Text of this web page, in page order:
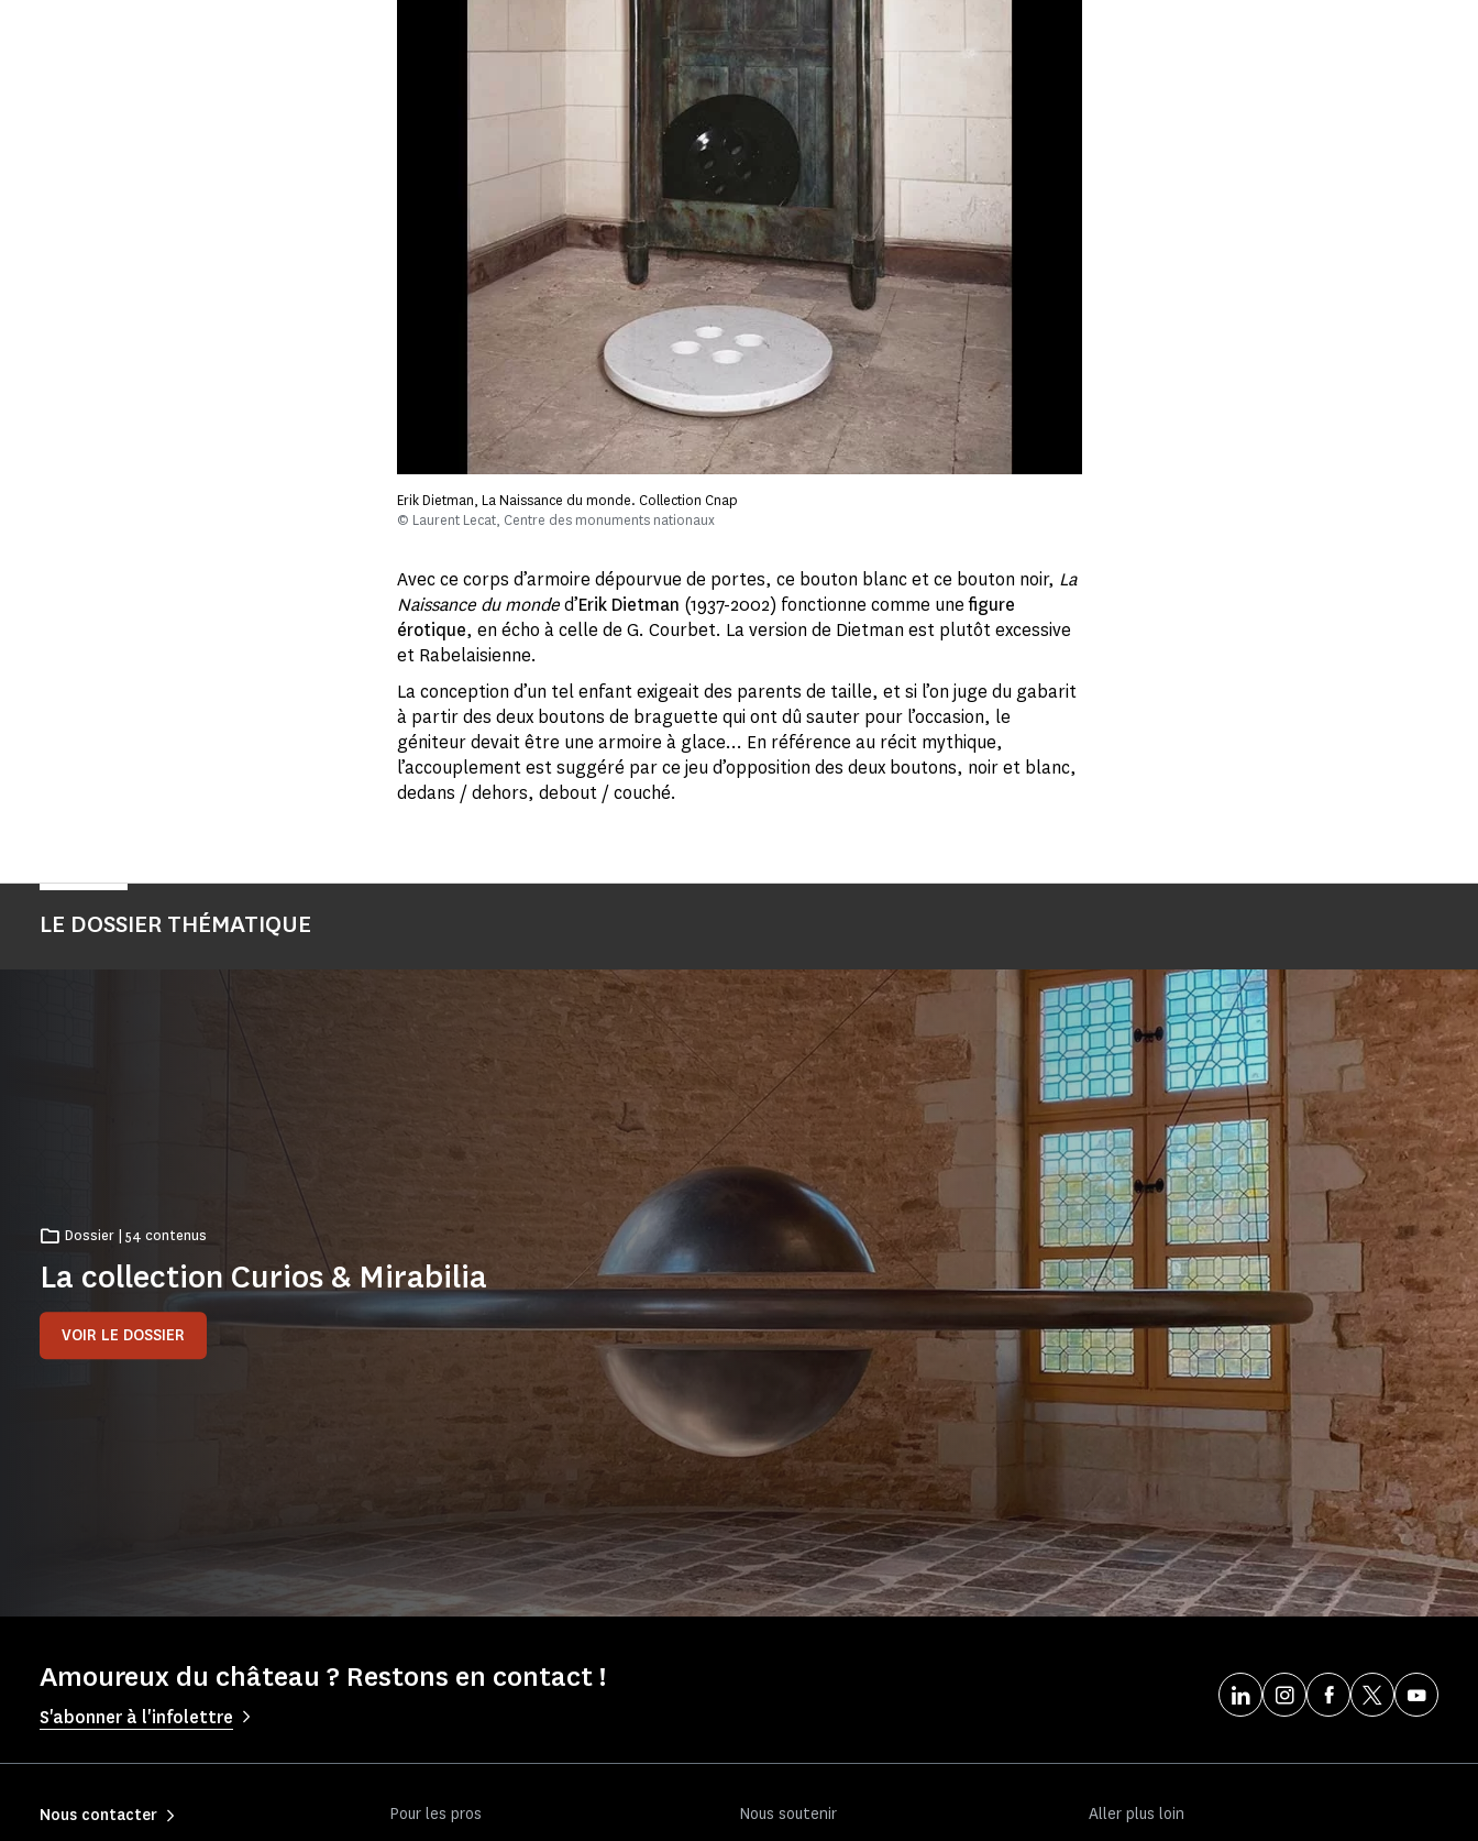
Erik Dietman, La Naissance du monde. Collection Cnap
© Laurent Lecat, Centre des monuments nationaux
Avec ce corps d’armoire dépourvue de portes, ce bouton blanc et ce bouton noir, La
Naissance du monded’Erik Dietman (1937-2002) fonctionne comme unefigure
érotique, en écho à celle de G. Courbet. La version de Dietman est plutôt excessive
et Rabelaisienne.
La conception d’un tel enfant exigeait des parents de taille, et si l’on juge du gabarit
à partir des deux boutons de braguette qui ont dû sauter pour l’occasion, le
géniteur devait être une armoire à glace… En référence au récit mythique,
l’accouplement est suggéré par ce jeu d’opposition des deux boutons, noir et blanc,
dedans / dehors, debout / couché.
LE DOSSIER THÉMATIQUE
La collection Curios & Mirabilia
Dossier | 54 contenus
VOIR LE DOSSIER
Amoureux du château ? Restons en contact !
S'abonner à l'infolettre
Pour les pros
Nous soutenir
Aller plus loin
Nous contacter